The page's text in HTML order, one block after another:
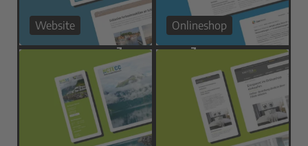
Website Onlineshop